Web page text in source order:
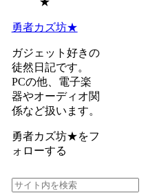
勇者カズ坊★
ガジェット好きの
徒然日記です。
PCの他、電子楽
器やオーディオ関
係など扱います。
勇者カズ坊★をフ
ォローする